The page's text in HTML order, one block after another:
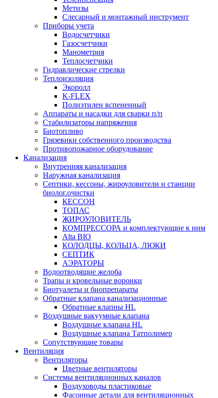
Метизы
Слесарный и монтажный инструмент
Приборы учета
Водосчетчики
Газосчетчики
Манометрия
Теплосчетчики
Гидравлические стрелки
Теплоизоляция
Экоролл
K-FLEX
Полиэтилен вспененный
Аппараты и насадки для сварки п/п
Стабилизаторы напряжения
Биотопливо
Грязевики собственного производства
Противопожарное оборудование
Канализация
Внутренняя канализация
Наружная канализация
Септики, кессоны, жироуловители и станции
биолог.очистки
КЕССОН
ТОПАС
ЖИРОУЛОВИТЕЛЬ
КОМПРЕССОРА и комплектующие к ним
Alta BIO
КОЛОДЦЫ, КОЛЬЦА, ЛЮКИ
СЕПТИК
АЭРАТОРЫ
Водоотводящие желоба
Трапы и кровельные воронки
Биотуалеты и биопрепараты
Обратные клапана канализационные
Обратные клапны HL
Воздушные вакуумные клапана
Воздушные клапана HL
Воздушные клапана Татполимер
Сопутствующие товары
Вентиляция
Вентиляторы
Цветные вентиляторы
Системы вентиляционных каналов
Воздуховоды пластиковые
Фасонные детали для вентиляционных